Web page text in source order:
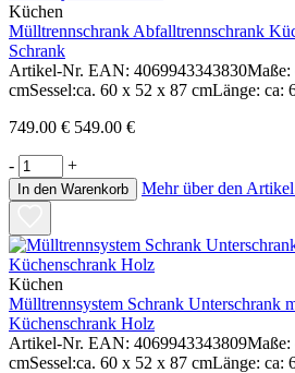
Küchen
Mülltrennschrank Abfalltrennschrank
Schrank
Artikel-Nr. EAN: 4069943343830Maße:
cmSessel:ca. 60 x 52 x 87 cmLänge: ca:
749.00 € 549.00 €
- +
In den Warenkorb Mehr über den Artikel
Küchen
Mülltrennsystem Schrank Unterschrank
Küchenschrank Holz
Artikel-Nr. EAN: 4069943343809Maße:
cmSessel:ca. 60 x 52 x 87 cmLänge: ca: